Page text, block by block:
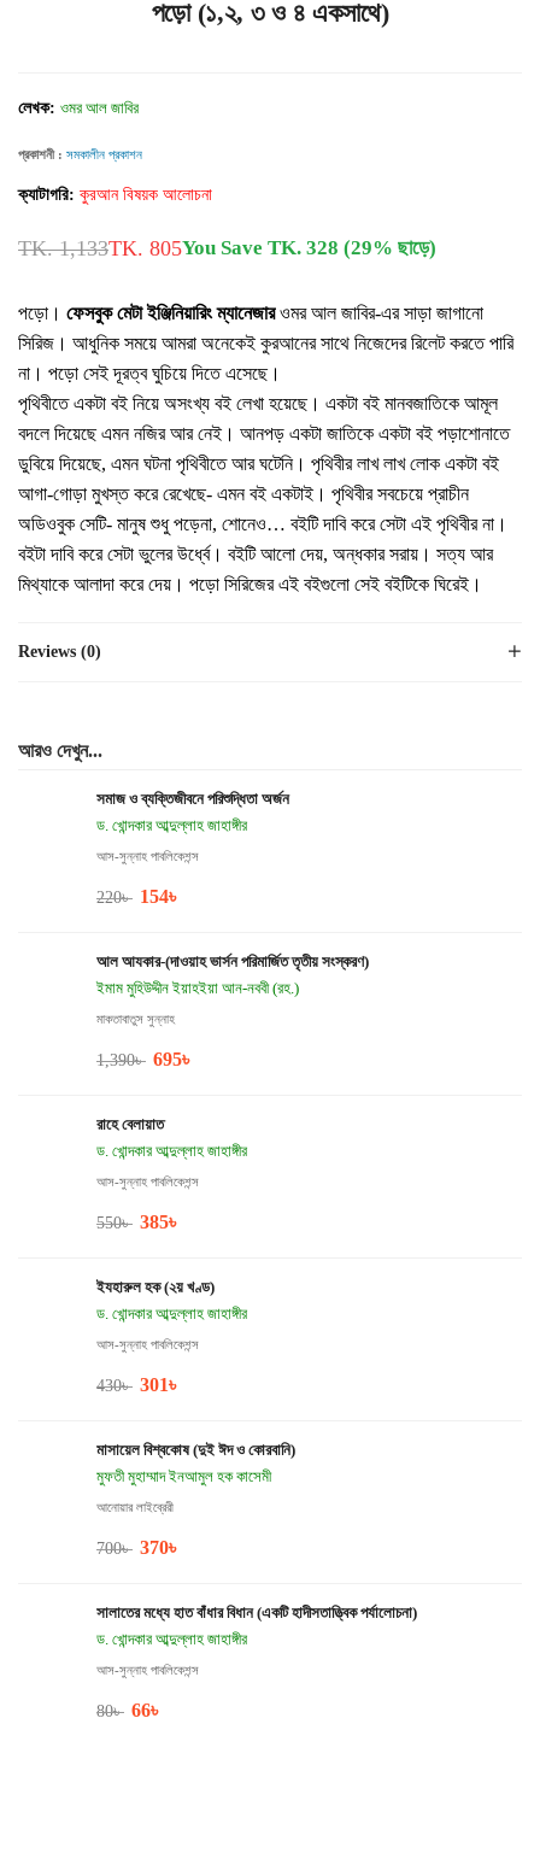
পড়ো (১,২, ৩ ও ৪ একসাথে)
লেখক: ওমর আল জাবির
প্রকাশনী : সমকালীন প্রকাশন
ক্যাটাগরি: কুরআন বিষয়ক আলোচনা
TK. 1,133TK. 805You Save TK. 328 (29% ছাড়ে)
পড়ো। ফেসবুক মেটা ইঞ্জিনিয়ারিং ম্যানেজারওমর আল জাবির-এর সাড়া জাগানো
সিরিজ। আধুনিক সময়ে আমরা অনেকেই কুরআনের সাথে নিজেদের রিলেট করতে পারি
না। পড়ো সেই দূরত্ব ঘুচিয়ে দিতে এসেছে।
পৃথিবীতে একটা বই নিয়ে অসংখ্য বই লেখা হয়েছে। একটা বই মানবজাতিকে আমূল
বদলে দিয়েছে এমন নজির আর নেই। আনপড় একটা জাতিকে একটা বই পড়াশোনাতে
ডুবিয়ে দিয়েছে, এমন ঘটনা পৃথিবীতে আর ঘটেনি। পৃথিবীর লাখ লাখ লোক একটা বই
আগা-গোড়া মুখস্ত করে রেখেছে- এমন বই একটাই। পৃথিবীর সবচেয়ে প্রাচীন
অডিওবুক সেটি- মানুষ শুধু পড়েনা, শোনেও… বইটি দাবি করে সেটা এই পৃথিবীর না।
বইটা দাবি করে সেটা ভুলের উর্ধ্বে। বইটি আলো দেয়, অন্ধকার সরায়। সত্য আর
মিথ্যাকে আলাদা করে দেয়। পড়ো সিরিজের এই বইগুলো সেই বইটিকে ঘিরেই।
Reviews (0)
আরও দেখুন...
সমাজ ও ব্যক্তিজীবনে পরিশুদ্ধিতা অর্জন
ড. খোন্দকার আব্দুল্লাহ জাহাঙ্গীর
আস-সুন্নাহ পাবলিকেশন্স
220৳ 154৳
আল আযকার-(দাওয়াহ ভার্সন পরিমার্জিত তৃতীয় সংস্করণ)
ইমাম মুহিউদ্দীন ইয়াহইয়া আন-নববী (রহ.)
মাকতাবাতুস সুন্নাহ
1,390৳ 695৳
রাহে বেলায়াত
ড. খোন্দকার আব্দুল্লাহ জাহাঙ্গীর
আস-সুন্নাহ পাবলিকেশন্স
550৳ 385৳
ইযহারুল হক (২য় খণ্ড)
ড. খোন্দকার আব্দুল্লাহ জাহাঙ্গীর
আস-সুন্নাহ পাবলিকেশন্স
430৳ 301৳
মাসায়েল বিশ্বকোষ (দুই ঈদ ও কোরবানি)
মুফতী মুহাম্মাদ ইনআমুল হক কাসেমী
আনোয়ার লাইব্রেরী
700৳ 370৳
সালাতের মধ্যে হাত বাঁধার বিধান (একটি হাদীসতাত্ত্বিক পর্যালোচনা)
ড. খোন্দকার আব্দুল্লাহ জাহাঙ্গীর
আস-সুন্নাহ পাবলিকেশন্স
80৳ 66৳